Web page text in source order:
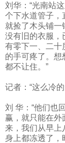
刘华：“光南站
个下水道管子，
就捡了木头铺一
没有旧的衣服，
有零下一、二十
的手可疼了。想
都不让住。”
记者：“这么冷
刘 华：“他们也
赢，就只能在外
来，我们从早上
身上都冻透了，